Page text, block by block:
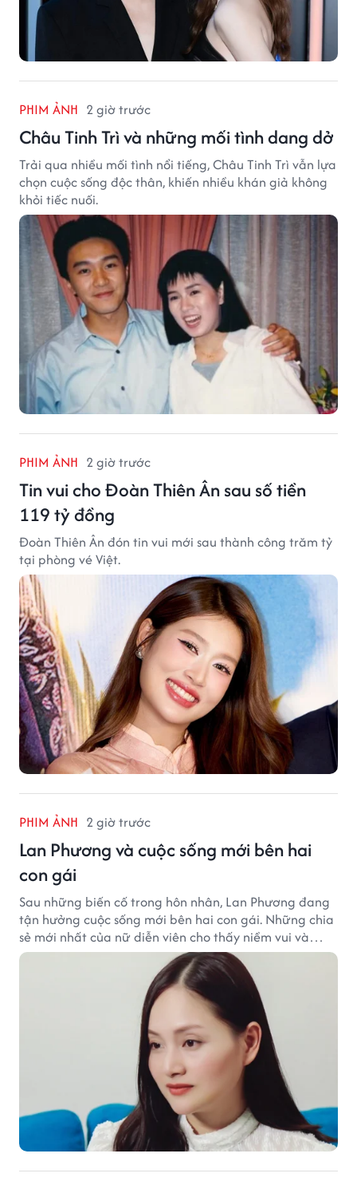
PHIM ẢNH 2 giờ trước
Châu Tinh Trì và những mối tình dang dở
Trải qua nhiều mối tình nổi tiếng, Châu Tinh Trì vẫn lựa
chọn cuộc sống độc thân, khiến nhiều khán giả không
khỏi tiếc nuối.
PHIM ẢNH 2 giờ trước
Tin vui cho Đoàn Thiên Ân sau số tiền
119 tỷ đồng
Đoàn Thiên Ân đón tin vui mới sau thành công trăm tỷ
tại phòng vé Việt.
PHIM ẢNH 2 giờ trước
Lan Phương và cuộc sống mới bên hai
con gái
Sau những biến cố trong hôn nhân, Lan Phương đang
tận hưởng cuộc sống mới bên hai con gái. Những chia
sẻ mới nhất của nữ diễn viên cho thấy niềm vui và
hạnh phúc hiện tại đến từ những điều bình dị mỗi